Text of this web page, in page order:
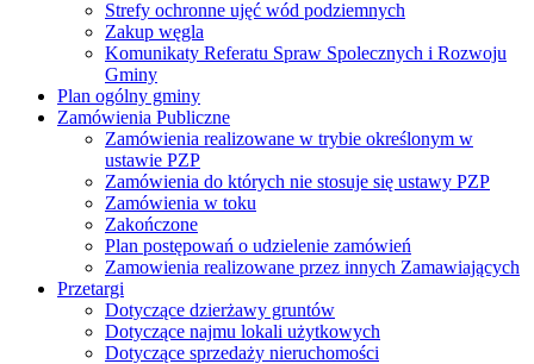
Strefy ochronne ujęć wód podziemnych
Zakup węgla
Komunikaty Referatu Spraw Spolecznych i Rozwoju
Gminy
Plan ogólny gminy
Zamówienia Publiczne
Zamówienia realizowane w trybie określonym w
ustawie PZP
Zamówienia do których nie stosuje się ustawy PZP
Zamówienia w toku
Zakończone
Plan postępowań o udzielenie zamówień
Zamowienia realizowane przez innych Zamawiających
Przetargi
Dotyczące dzierżawy gruntów
Dotyczące najmu lokali użytkowych
Dotyczące sprzedaży nieruchomości